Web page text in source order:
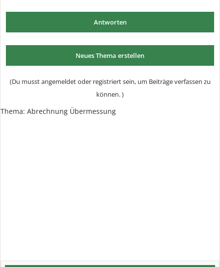
Antworten
Neues Thema erstellen
(Du musst angemeldet oder registriert sein, um Beiträge verfassen zu
können. )
Thema: Abrechnung Übermessung